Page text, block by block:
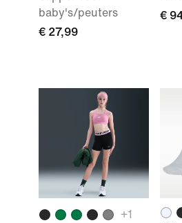
baby's/peuters
€ 27,99
€
+1